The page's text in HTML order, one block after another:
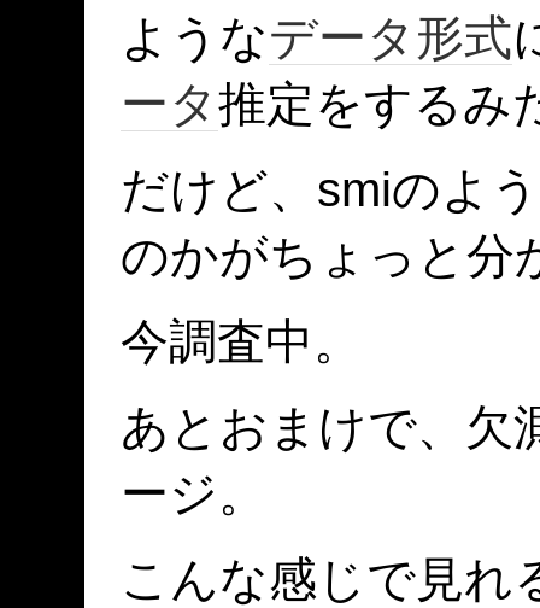
ようなデータ形式
ータ推定をするみ
だけど、smiのよ
のかがちょっと分
今調査中。
あとおまけで、欠
ージ。
こんな感じで見れ